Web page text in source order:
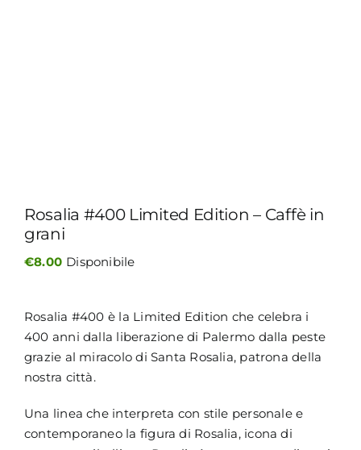
Rosalia #400 Limited Edition – Caffè in
grani
€8.00 Disponibile
Rosalia #400 è la Limited Edition che celebra i
400 anni dalla liberazione di Palermo dalla peste
grazie al miracolo di Santa Rosalia, patrona della
nostra città.
Una linea che interpreta con stile personale e
contemporaneo la figura di Rosalia, icona di